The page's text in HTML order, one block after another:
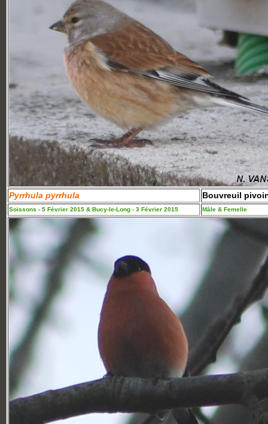
Pyrrhula pyrrhula Bouvreuil
Soissons - 5 Février 2015 & Bucy-le-Long - 3 Février 2015 Mâle & Femelle